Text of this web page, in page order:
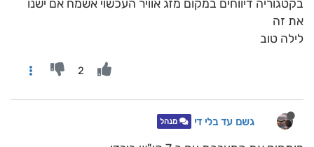
בקטגוריה דיווחים במקום מזג אוויר העכשוי אשמח אם ישנו
את זה
לילה טוב
2
גשם עד בלי די מנהל